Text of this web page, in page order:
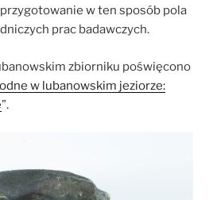
w ten sposób pola
prac badawczych.
zbiorniku poświęcono
w lubanowskim jeziorze:
”.